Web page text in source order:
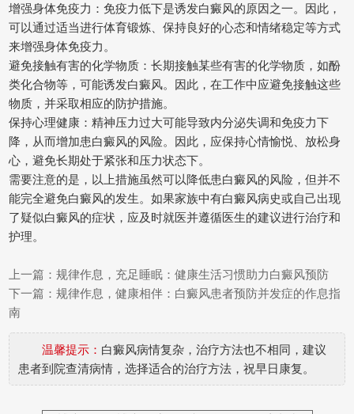
增强身体免疫力：免疫力低下是诱发白癜风的原因之一。因此，
可以通过适当进行体育锻炼、保持良好的心态和情绪稳定等方式
来增强身体免疫力。
避免接触有害的化学物质：长期接触某些有害的化学物质，如酚
类化合物等，可能诱发白癜风。因此，在工作中应避免接触这些
物质，并采取相应的防护措施。
保持心理健康：精神压力过大可能导致内分泌失调和免疫力下
降，从而增加患白癜风的风险。因此，应保持心情愉悦、放松身
心，避免长期处于紧张和压力状态下。
需要注意的是，以上措施虽然可以降低患白癜风的风险，但并不
能完全避免白癜风的发生。如果家族中有白癜风病史或自己出现
了疑似白癜风的症状，应及时就医并遵循医生的建议进行治疗和
护理。
上一篇： 规律作息，充足睡眠：健康生活习惯助力白癜风预防
下一篇： 规律作息，健康相伴：白癜风患者预防并发症的作息指
南
温馨提示： 白癜风病情复杂，治疗方法也不相同，建议
患者到院查清病情，选择适合的治疗方法，祝早日康复。